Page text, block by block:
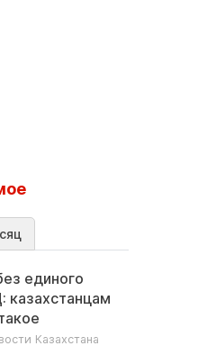
единого
Казахстана